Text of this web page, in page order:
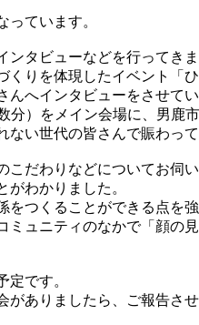
ています。
タビューなどを行ってきま
りを体現したイベント「ひ
へインタビューをさせてい
）をメイン会場に、男鹿
い世代の皆さんで賑わって
だわりなどについてお伺い
わかりました。
つくることができる点を強
ュニティのなかで「顔の
です。
ありましたら、ご報告させ